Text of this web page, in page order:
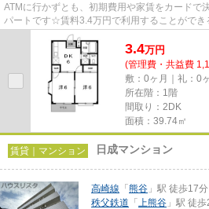
ATMに行かずとも、初期費用や家賃をカード
パートです☆賃料3.4万円で利用することがで
の「エルディム・山田」☆ぜひ一...
3.4万円
(管理費・共益費
敷：0ヶ月｜礼：0
所在階：1階
間取り：2DK
面積：39.74㎡
賃貸｜マンション 日成マンション
高崎線 「 熊谷 」駅 徒歩17分
秩父鉄道 「 上熊谷 」駅 徒